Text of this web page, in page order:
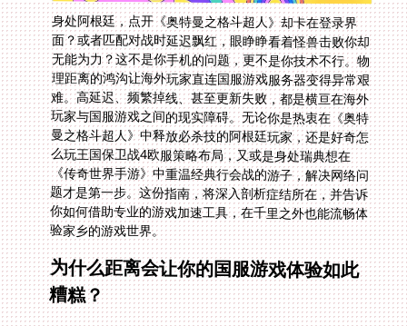
身处阿根廷，点开《奥特曼之格斗超人》却卡在登录界
面？或者匹配对战时延迟飘红，眼睁睁看着怪兽击败你却
无能为力？这不是你手机的问题，更不是你技术不行。物
理距离的鸿沟让海外玩家直连国服游戏服务器变得异常艰
难。高延迟、频繁掉线、甚至更新失败，都是横亘在海外
玩家与国服游戏之间的现实障碍。无论你是热衷在《奥特
曼之格斗超人》中释放必杀技的阿根廷玩家，还是好奇怎
么玩王国保卫战4欧服策略布局，又或是身处瑞典想在
《传奇世界手游》中重温经典行会战的游子，解决网络问
题才是第一步。这份指南，将深入剖析症结所在，并告诉
你如何借助专业的游戏加速工具，在千里之外也能流畅体
验家乡的游戏世界。
为什么距离会让你的国服游戏体验如此
糟糕？